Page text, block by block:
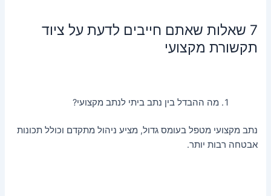
7 שאלות שאתם חייבים לדעת על ציוד
תקשורת מקצועי
מה ההבדל בין נתב ביתי לנתב מקצועי?
נתב מקצועי מטפל בעומס גדול, מציע ניהול מתקדם וכולל תכונות
אבטחה רבות יותר.